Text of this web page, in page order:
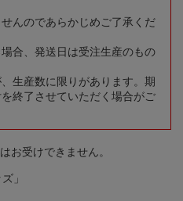
んのであらかじめご了承くだ
合、発送日は受注生産のもの
生産数に限りがあります。期
終了させていただく場合がご
お受けできません。
」